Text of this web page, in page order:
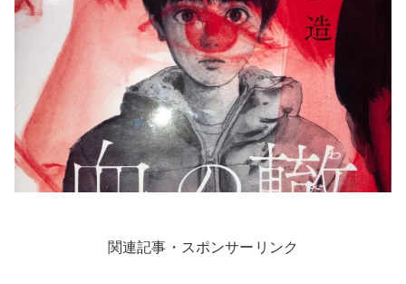
関連記事・スポンサーリンク